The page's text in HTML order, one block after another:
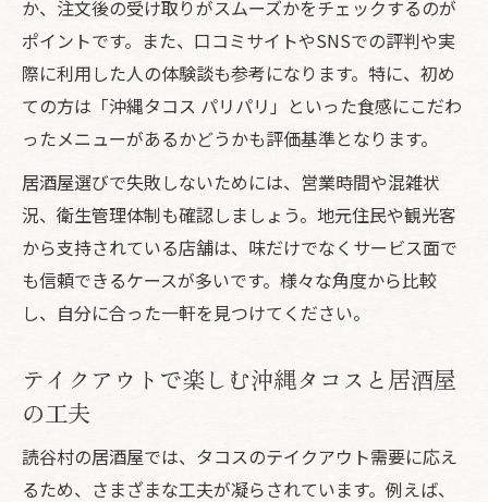
か、注文後の受け取りがスムーズかをチェックするのが
ポイントです。また、口コミサイトやSNSでの評判や実
際に利用した人の体験談も参考になります。特に、初め
ての方は「沖縄タコス パリパリ」といった食感にこだわ
ったメニューがあるかどうかも評価基準となります。
居酒屋選びで失敗しないためには、営業時間や混雑状
況、衛生管理体制も確認しましょう。地元住民や観光客
から支持されている店舗は、味だけでなくサービス面で
も信頼できるケースが多いです。様々な角度から比較
し、自分に合った一軒を見つけてください。
テイクアウトで楽しむ沖縄タコスと居酒屋
の工夫
読谷村の居酒屋では、タコスのテイクアウト需要に応え
るため、さまざまな工夫が凝らされています。例えば、